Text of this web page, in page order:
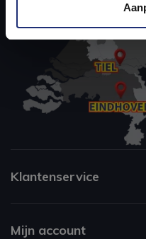
Klantenservice
Mijn account